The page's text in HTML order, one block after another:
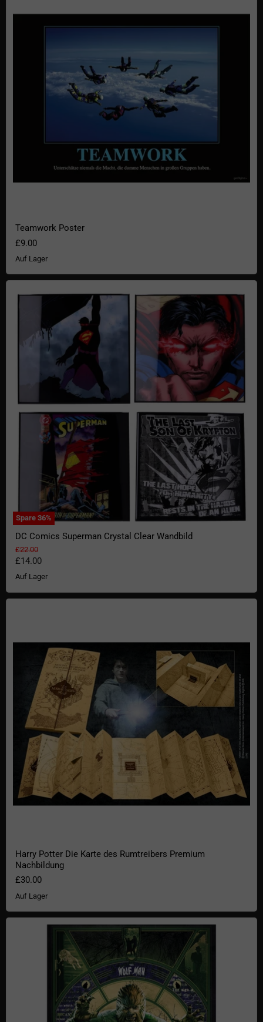
Teamwork Poster
£9.00
Auf Lager
Spare 36%
DC Comics Superman Crystal Clear Wandbild
Ursprünglicher Preis
£22.00
Aktueller Preis
£14.00
Auf Lager
Harry Potter Die Karte des Rumtreibers Premium
Nachbildung
£30.00
Auf Lager
The Wolf Man Limited Edition Art Print